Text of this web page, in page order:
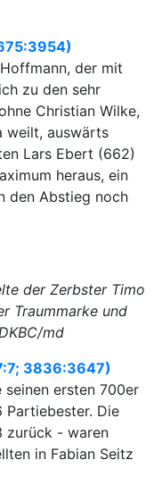
der mit
zu den sehr
Christian Wilke,
weilt, auswärts
Lars Ebert (662)
heraus, ein
den Abstieg noch
der Zerbster Timo
Traummarke und
md
3836:3647)
seinen ersten 700er
Die
zurück - waren
in Fabian Seitz